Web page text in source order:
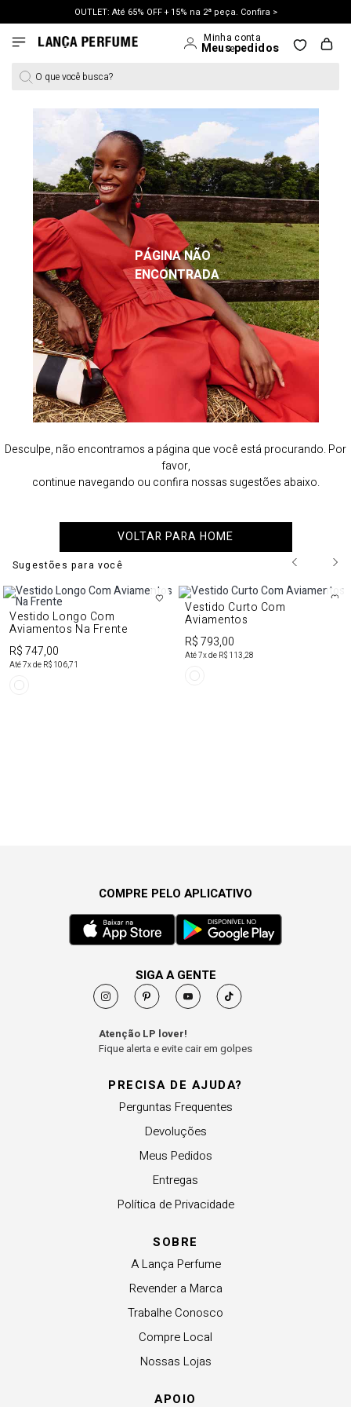
OUTLET: Até 65% OFF + 15% na 2ª peça. Confira >
LANÇAMENTO PRIMAVERA 27. Clique e aproveite.
O que você busca?
PÁGINA NÃO
ENCONTRADA
Desculpe, não encontramos a página que você está procurando. Por
favor,
continue navegando ou confira nossas sugestões abaixo.
VOLTAR PARA HOME
Sugestões para você
Vestido Longo Com
Aviamentos Na Frente
R$ 747,00
Até7x de R$ 106,71
Vestido Curto Com
Aviamentos
R$ 793,00
Até7x de R$ 113,28
PRECISA DE AJUDA?
Perguntas Frequentes
Devoluções
Meus Pedidos
Entregas
Política de Privacidade
SOBRE
A Lança Perfume
Revender a Marca
Trabalhe Conosco
Compre Local
Nossas Lojas
APOIO
COMPRE PELO APLICATIVO
SIGA A GENTE
Atenção LP lover!
Fique alerta e evite cair em golpes